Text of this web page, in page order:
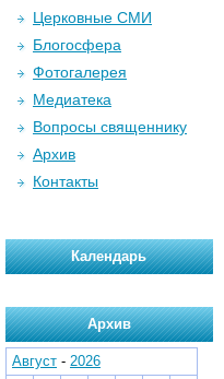
Церковные СМИ
Блогосфера
Фотогалерея
Медиатека
Вопросы священнику
Архив
Контакты
Календарь
Архив
Август - 2026